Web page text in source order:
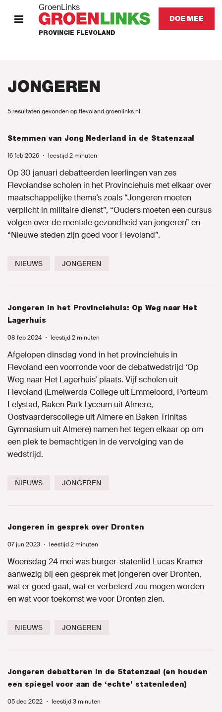
GroenLinks
PROVINCIE FLEVOLAND
DOE MEE
JONGEREN
5 resultaten gevonden op flevoland.groenlinks.nl
Stemmen van Jong Nederland in de Statenzaal
16 feb 2026 ・ leestijd 2 minuten
Op 30 januari debatteerden leerlingen van zes
Flevolandse scholen in het Provinciehuis met elkaar over
maatschappelijke thema’s zoals “Jongeren moeten
verplicht in militaire dienst”, “Ouders moeten een cursus
volgen over de mentale gezondheid van jongeren” en
“Nieuwe steden zijn goed voor Flevoland”.
NIEUWS JONGEREN
Jongeren in het Provinciehuis: Op Weg naar Het
Lagerhuis
08 feb 2024 ・ leestijd 2 minuten
Afgelopen dinsdag vond in het provinciehuis in
Flevoland een voorronde voor de debatwedstrijd ‘Op
Weg naar Het Lagerhuis’ plaats. Vijf scholen uit
Flevoland (Emelwerda College uit Emmeloord, Porteum
Lelystad, Baken Park Lyceum uit Almere,
Oostvaarderscollege uit Almere en Baken Trinitas
Gymnasium uit Almere) namen het tegen elkaar op om
een plek te bemachtigen in de vervolging van de
wedstrijd.
NIEUWS JONGEREN
Jongeren in gesprek over Dronten
07 jun 2023 ・ leestijd 2 minuten
Woensdag 24 mei was burger-statenlid Lucas Kramer
aanwezig bij een gesprek met jongeren over Dronten,
wat er goed gaat, wat er verbeterd zou mogen worden
en wat voor toekomst we voor Dronten zien.
NIEUWS JONGEREN
Jongeren debatteren in de Statenzaal (en houden
een spiegel voor aan de ‘echte’ statenleden)
05 dec 2022 ・ leestijd 3 minuten
STANDPUNTEN
Onze mensen
Nieuws
Agenda